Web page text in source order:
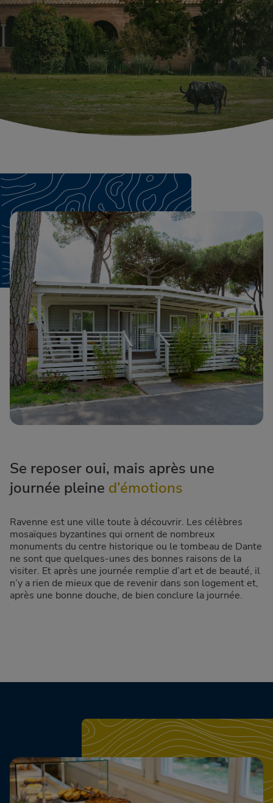
Se reposer oui, mais après une
journée pleine d’émotions
Ravenne est une ville toute à découvrir. Les célèbres
mosaïques byzantines qui ornent de nombreux
monuments du centre historique ou le tombeau de Dante
ne sont que quelques-unes des bonnes raisons de la
visiter. Et après une journée remplie d’art et de beauté, il
n’y a rien de mieux que de revenir dans son logement et,
après une bonne douche, de bien conclure la journée.